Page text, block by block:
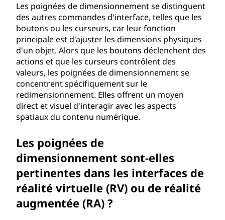
Les poignées de dimensionnement se distinguent
des autres commandes d'interface, telles que les
boutons ou les curseurs, car leur fonction
principale est d'ajuster les dimensions physiques
d'un objet. Alors que les boutons déclenchent des
actions et que les curseurs contrôlent des
valeurs, les poignées de dimensionnement se
concentrent spécifiquement sur le
redimensionnement. Elles offrent un moyen
direct et visuel d'interagir avec les aspects
spatiaux du contenu numérique.
Les poignées de
dimensionnement sont-elles
pertinentes dans les interfaces de
réalité virtuelle (RV) ou de réalité
augmentée (RA) ?